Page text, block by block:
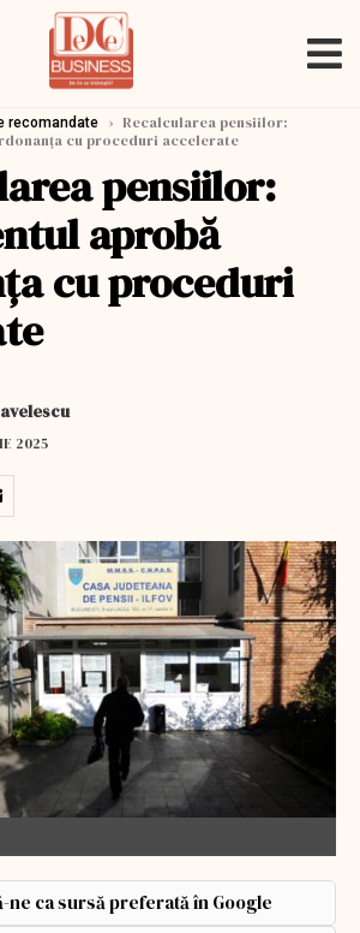
recomandate › Recalcularea pensiilor:
cu proceduri accelerate
pensiilor:
aprobă
cu proceduri
2025
ne ca sursă preferată în Google